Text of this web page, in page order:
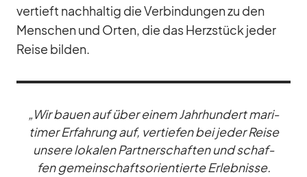
ver­tieft nach­hal­tig die Ver­bin­dun­gen zu den
Men­schen und Or­ten, die das Herz­stück je­der
Reise bil­den.
„Wir bauen auf über ei­nem Jahr­hun­dert ma­ri­
ti­mer Er­fah­rung auf, ver­tie­fen bei je­der Reise
un­sere lo­ka­len Part­ner­schaf­ten und schaf­
fen ge­mein­schafts­ori­en­tierte Er­leb­nisse.